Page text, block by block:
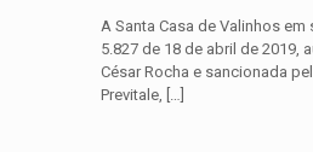
A Santa Casa de Valinhos em
5.827 de 18 de abril de 2019,
César Rocha e sancionada
Previtale, […]